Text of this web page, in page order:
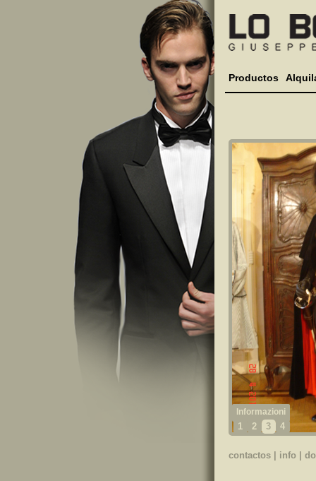
Productos
1 2 3 4
contactos| info|